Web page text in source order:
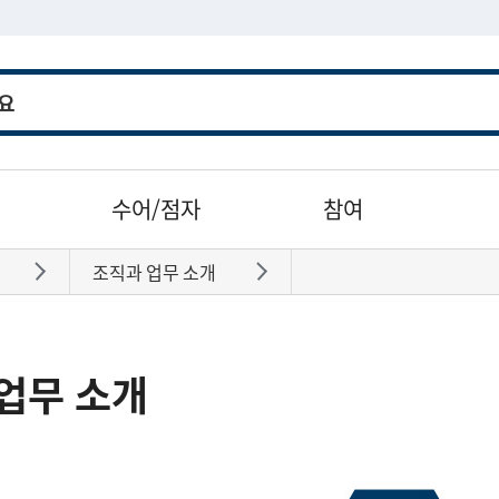
수어/점자 참여
바로가기조직과 업무 소개
무 소개